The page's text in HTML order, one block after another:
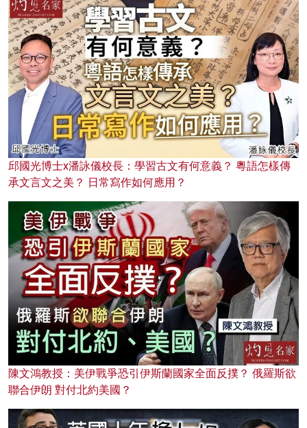
邱國光博士x潘詠儀校長：學習古文有何意義？ 粵語怎樣傳
承文言文之美？ 日常寫作如何應用？
陳文鴻教授：美伊戰爭恐引伊斯蘭國家全面反撲？ 俄羅斯欲
聯合伊朗 對付北約美國？